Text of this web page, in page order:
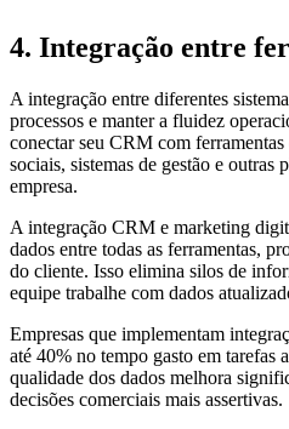
4. Integração entre
A integração entre diferentes
processos e manter a fluidez
conectar seu CRM com
sociais, sistemas de gestão e outras
empresa.
A integração CRM e marketing
dados entre todas as ferramentas,
do cliente. Isso elimina silos de
equipe trabalhe com dados
Empresas que implementam
até 40% no tempo gasto em tarefas
qualidade dos dados melhora
decisões comerciais mais assertivas.